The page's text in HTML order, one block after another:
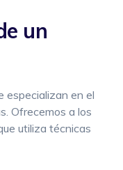
un
especializan en el
Ofrecemos a los
utiliza técnicas